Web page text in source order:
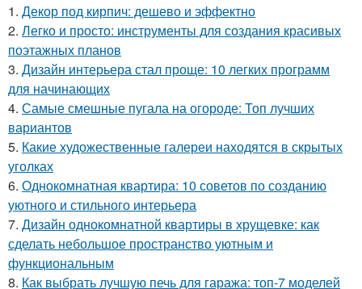
1. Декор под кирпич: дешево и эффектно
2. Легко и просто: инструменты для создания красивых
поэтажных планов
3. Дизайн интерьера стал проще: 10 легких программ
для начинающих
4. Самые смешные пугала на огороде: Топ лучших
вариантов
5. Какие художественные галереи находятся в скрытых
уголках
6. Однокомнатная квартира: 10 советов по созданию
уютного и стильного интерьера
7. Дизайн однокомнатной квартиры в хрущевке: как
сделать небольшое пространство уютным и
функциональным
8. Как выбрать лучшую печь для гаража: топ-7 моделей